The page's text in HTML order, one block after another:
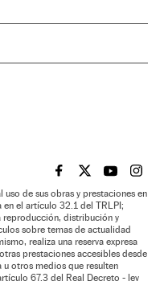
EL PAÍS BRASIL EN
EL PAÍSEL PAÍS
EL
de sus obras y prestaciones en
en el artículo 32.1 del TRLPI;
reproducción, distribución y
sobre temas de actualidad
realiza una reserva expresa
prestaciones accesibles desde
otros medios que resulten
67.3 del Real Decreto - ley